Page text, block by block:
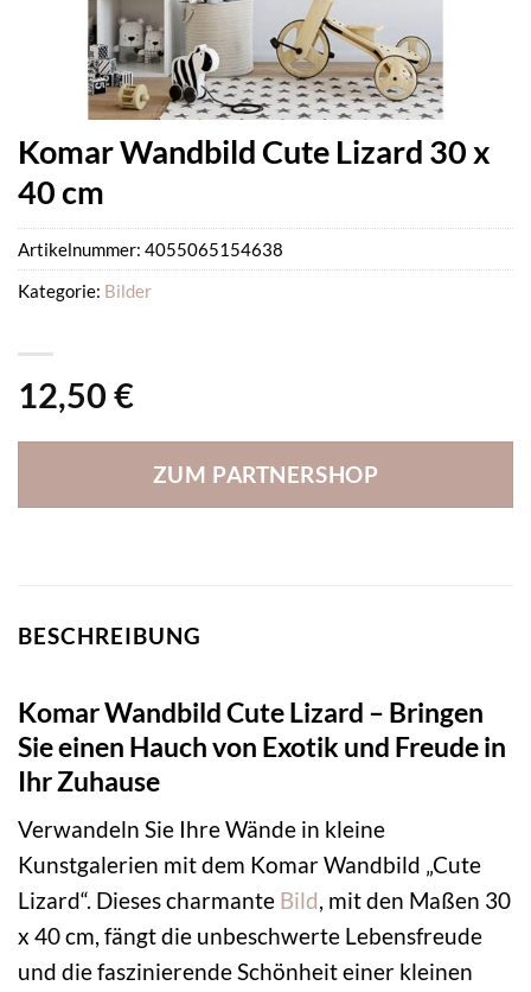
Komar Wandbild Cute Lizard 30 x
40 cm
12,50 €
ZUM PARTNERSHOP
Artikelnummer: 4055065154638
Kategorie: Bilder
BESCHREIBUNG
Komar Wandbild Cute Lizard – Bringen
Sie einen Hauch von Exotik und Freude in
Ihr Zuhause
Verwandeln Sie Ihre Wände in kleine
Kunstgalerien mit dem Komar Wandbild „Cute
Lizard“. Dieses charmante Bild, mit den Maßen 30
x 40 cm, fängt die unbeschwerte Lebensfreude
und die faszinierende Schönheit einer kleinen